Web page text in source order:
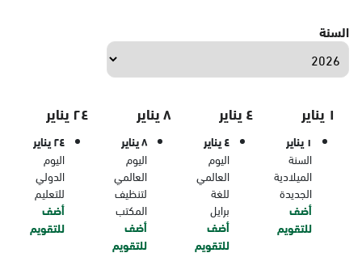
السنة
١ يناير
١ يناير
السنة
الميلادية
الجديدة
أضف
للتقويم
٤ يناير
٤ يناير
اليوم
العالمي
للغة
برايل
أضف
للتقويم
٨ يناير
٨ يناير
اليوم
العالمي
لتنظيف
المكتب
أضف
للتقويم
٢٤ يناير
٢٤ يناير
اليوم
الدولي
للتعليم
أضف
للتقويم